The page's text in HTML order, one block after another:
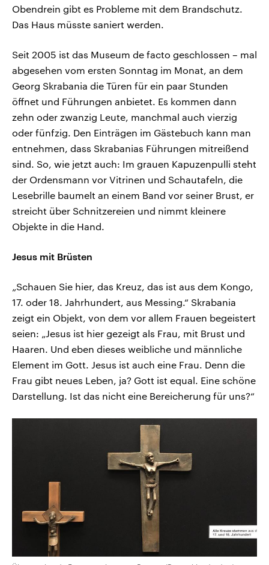
Obendrein gibt es Probleme mit dem Brandschutz.
Das Haus müsste saniert werden.
Seit 2005 ist das Museum de facto geschlossen – mal
abgesehen vom ersten Sonntag im Monat, an dem
Georg Skrabania die Türen für ein paar Stunden
öffnet und Führungen anbietet. Es kommen dann
zehn oder zwanzig Leute, manchmal auch vierzig
oder fünfzig. Den Einträgen im Gästebuch kann man
entnehmen, dass Skrabanias Führungen mitreißend
sind. So, wie jetzt auch: Im grauen Kapuzenpulli steht
der Ordensmann vor Vitrinen und Schautafeln, die
Lesebrille baumelt an einem Band vor seiner Brust, er
streicht über Schnitzereien und nimmt kleinere
Objekte in die Hand.
Jesus mit Brüsten
„Schauen Sie hier, das Kreuz, das ist aus dem Kongo,
17. oder 18. Jahrhundert, aus Messing.“ Skrabania
zeigt ein Objekt, von dem vor allem Frauen begeistert
seien: „Jesus ist hier gezeigt als Frau, mit Brust und
Haaren. Und eben dieses weibliche und männliche
Element im Gott. Jesus ist auch eine Frau. Denn die
Frau gibt neues Leben, ja? Gott ist equal. Eine schöne
Darstellung. Ist das nicht eine Bereicherung für uns?“